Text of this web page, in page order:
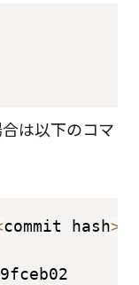
は以下のコマ
commit hash>